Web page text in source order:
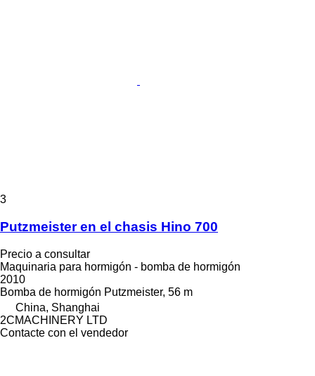
3
Putzmeister en el chasis Hino 700
Precio a consultar
Maquinaria para hormigón - bomba de hormigón
2010
Bomba de hormigón Putzmeister, 56 m
China, Shanghai
2CMACHINERY LTD
Contacte con el vendedor